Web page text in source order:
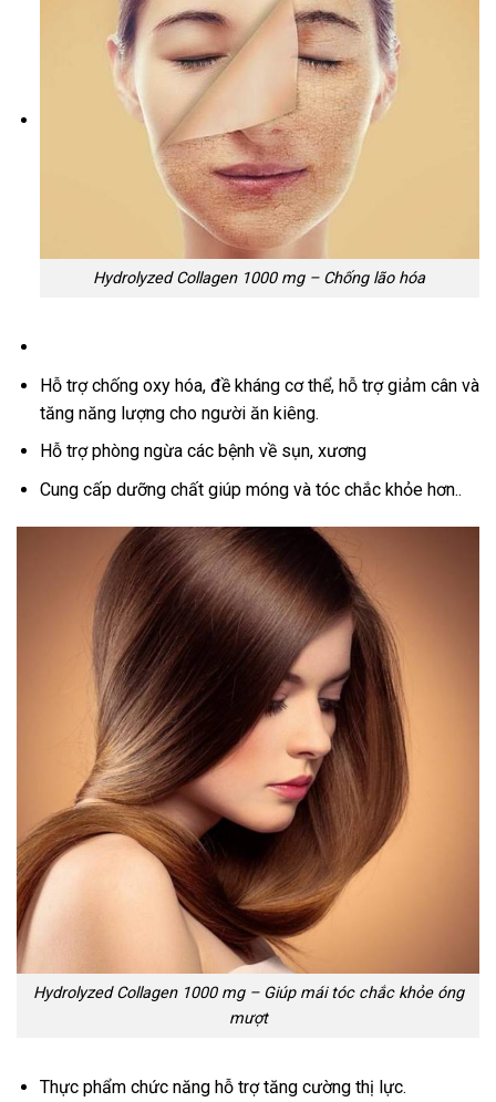
Hydrolyzed Collagen 1000 mg – Chống lão hóa
Hỗ trợ chống oxy hóa, đề kháng cơ thể, hỗ trợ giảm cân và
tăng năng lượng cho người ăn kiêng.
Hỗ trợ phòng ngừa các bệnh về sụn, xương
Cung cấp dưỡng chất giúp móng và tóc chắc khỏe hơn..
Hydrolyzed Collagen 1000 mg – Giúp mái tóc chắc khỏe óng
mượt
Thực phẩm chức năng hỗ trợ tăng cường thị lực.